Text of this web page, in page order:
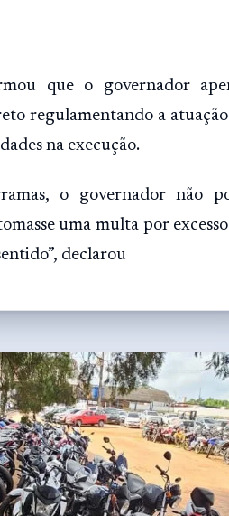
que o governador
regulamentando a
na execução.
o governador não
uma multa por
declarou